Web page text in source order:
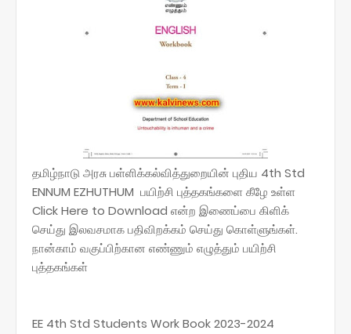
தமிழ்நாடு அரசு பள்ளிக்கல்வித்துறையின் புதிய 4th Std
ENNUM EZHUTHUM பயிற்சி புத்தகங்களை கீழே உள்ள
Click Here to Download என்ற இணைப்பை கிளிக்
செய்து இலவசமாக பதிவிறக்கம் செய்து கொள்ளுங்கள்.
நான்காம் வகுப்பிற்கான எண்ணும் எழுத்தும் பயிற்சி
புத்தகங்கள்
EE 4th Std Students Work Book 2023-2024